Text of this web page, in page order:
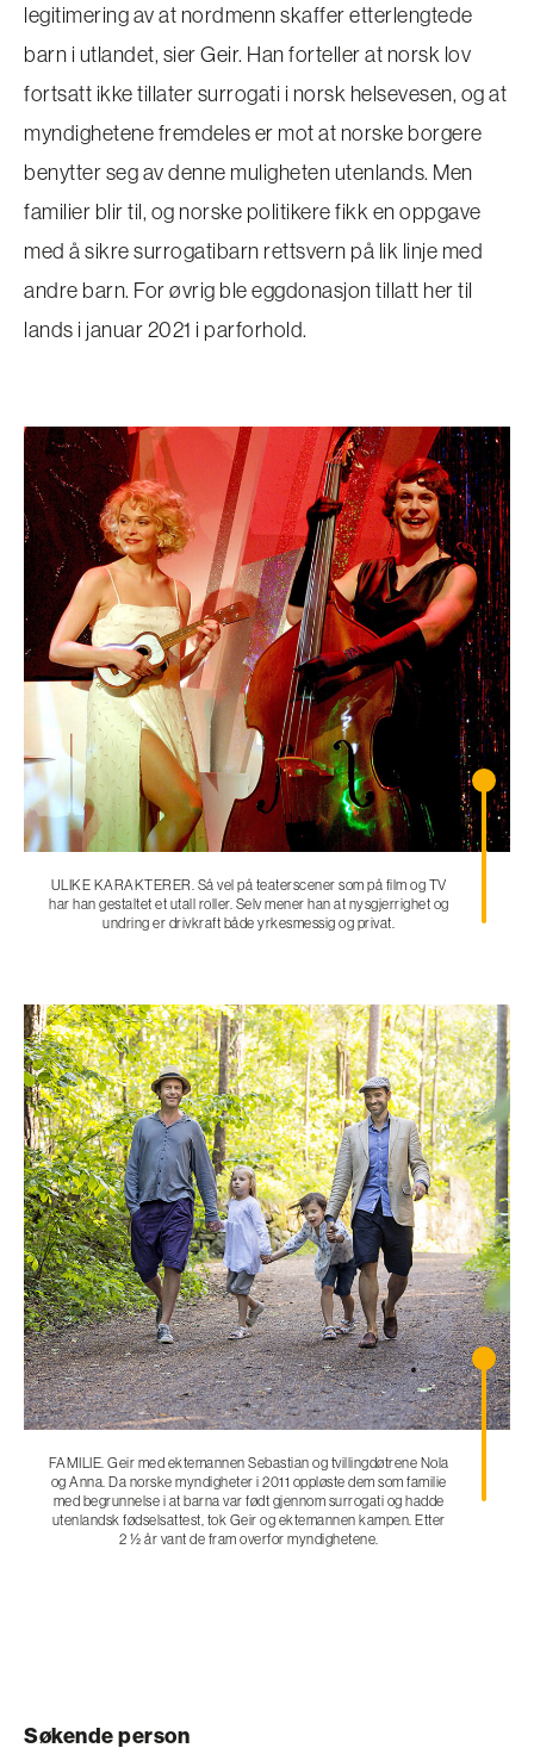
legitimering av at nordmenn skaffer etterlengtede
barn i utlandet, sier Geir. Han forteller at norsk lov
fortsatt ikke tillater surrogati i norsk helsevesen, og at
myndighetene fremdeles er mot at norske borgere
benytter seg av denne muligheten utenlands. Men
familier blir til, og norske politikere fikk en oppgave
med å sikre surrogatibarn rettsvern på lik linje med
andre barn. For øvrig ble eggdonasjon tillatt her til
lands i januar 2021 i parforhold.
ULIKE KARAKTERER. Så vel på teaterscener som på film og TV
har han gestaltet et utall roller. Selv mener han at nysgjerrighet og
undring er drivkraft både yrkesmessig og privat.
FAMILIE. Geir med ektemannen Sebastian og tvillingdøtrene Nola
og Anna. Da norske myndigheter i 2011 oppløste dem som familie
med begrunnelse i at barna var født gjennom surrogati og hadde
utenlandsk fødselsattest, tok Geir og ektemannen kampen. Etter
2 ½ år vant de fram overfor myndighetene.
Søkende person